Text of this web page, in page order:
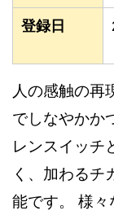
登録日
人の感触の再
でしなやかか
レンスイッチ
く、加わるチ
能です。 様々